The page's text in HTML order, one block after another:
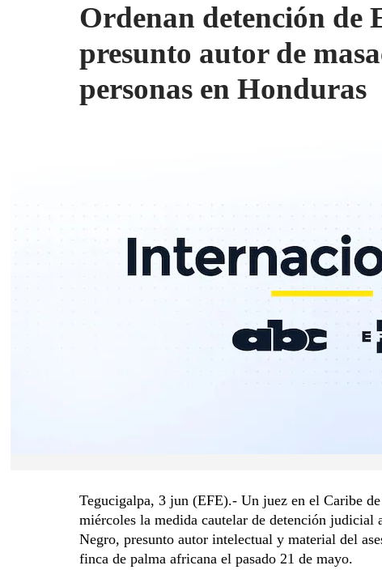
Ordenan detención de
presunto autor de
personas en Honduras
Tegucigalpa, 3 jun (EFE).- Un juez en el Caribe
miércoles la medida cautelar de detención judicial
Negro, presunto autor intelectual y material del
finca de palma africana el pasado 21 de mayo.